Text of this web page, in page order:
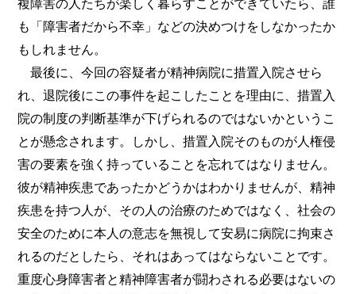
複障害の人たちが楽しく暮らすことができていたら、誰
も「障害者だから不幸」などの決めつけをしなかったか
もしれません。
最後に、今回の容疑者が精神病院に措置入院させら
れ、退院後にこの事件を起こしたことを理由に、措置入
院の制度の判断基準が下げられるのではないかというこ
とが懸念されます。しかし、措置入院そのものが人権侵
害の要素を強く持っていることを忘れてはなりません。
彼が精神疾患であったかどうかはわかりませんが、精神
疾患を持つ人が、その人の治療のためではなく、社会の
安全のために本人の意志を無視して安易に病院に拘束さ
れるのだとしたら、それはあってはならないことです。
重度心身障害者と精神障害者が闘わされる必要はないの